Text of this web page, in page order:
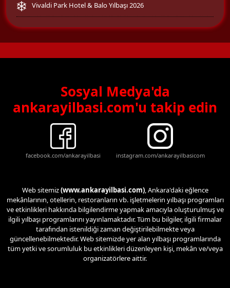
Vivaldi Park Hotel & Balo Yılbaşı 2026
Sosyal Medya'da
ankarayilbasi.com'u takip edin
facebook.com/ankarayilbasi instagram.com/ankarayilbasicom
Web sitemiz(www.ankarayilbasi.com), Ankara'daki eğlence
mekânlarının, otellerin, restoranların vb. işletmelerin yılbaşı programları
ve etkinlikleri hakkında bilgilendirme yapmak amacıyla oluşturulmuş ve
ilgili yılbaşı programlarını yayınlamaktadır. Tüm bu bilgiler, ilgili firmalar
tarafından istenildiği zaman değiştirilebilmekte veya
güncellenebilmektedir. Web sitemizde yer alan yılbaşı programlarında
tüm yetki ve sorumluluk bu etkinlikleri düzenleyen kişi, mekân ve/veya
organizatörlere aittir.